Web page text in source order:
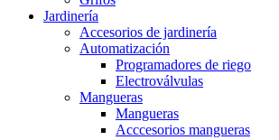
Jardinería
Accesorios de jardinería
Automatización
Programadores de riego
Electroválvulas
Mangueras
Mangueras
Acccesorios mangueras